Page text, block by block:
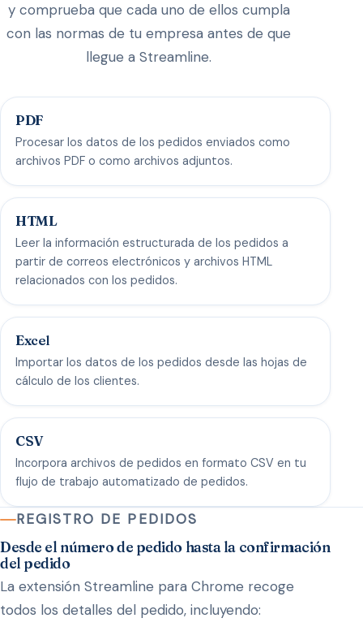
y comprueba que cada uno de ellos cumpla
con las normas de tu empresa antes de que
llegue a Streamline.
PDF
Procesar los datos de los pedidos enviados como
archivos PDF o como archivos adjuntos.
HTML
Leer la información estructurada de los pedidos a
partir de correos electrónicos y archivos HTML
relacionados con los pedidos.
Excel
Importar los datos de los pedidos desde las hojas de
cálculo de los clientes.
CSV
Incorpora archivos de pedidos en formato CSV en tu
flujo de trabajo automatizado de pedidos.
REGISTRO DE PEDIDOS
Desde el número de pedido hasta la confirmación
del pedido
La extensión Streamline para Chrome recoge
todos los detalles del pedido, incluyendo: